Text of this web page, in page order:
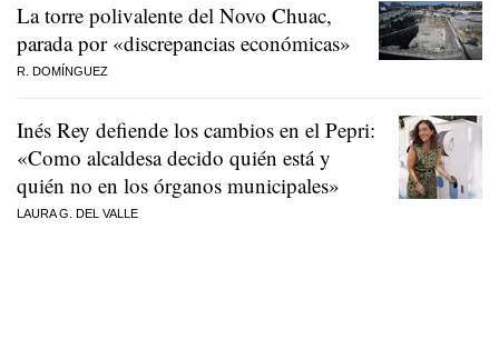
La torre polivalente del Novo Chuac,
parada por «discrepancias económicas»
R. DOMÍNGUEZ
Inés Rey defiende los cambios en el Pepri:
«Como alcaldesa decido quién está y
quién no en los órganos municipales»
LAURA G. DEL VALLE